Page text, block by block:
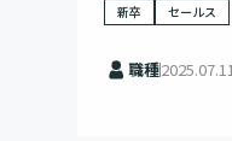
新卒 セールス
職種